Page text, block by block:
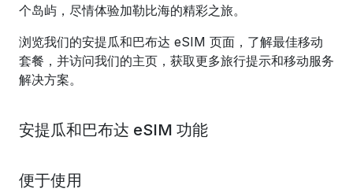
个岛屿，尽情体验加勒比海的精彩之旅。
浏览我们的安提瓜和巴布达 eSIM 页面，了解最佳移动
套餐，并访问我们的主页，获取更多旅行提示和移动服务
解决方案。
安提瓜和巴布达 eSIM 功能
便于使用